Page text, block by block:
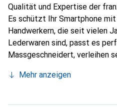
Qualität und Expertise der
Es schützt Ihr Smartphone
Handwerkern, die seit vielen
Lederwaren sind, passt es
Massgeschneidert, verleihen
unverzichtbaren Accessoire für
die Marke Noreve eine
Mehr anzeigen